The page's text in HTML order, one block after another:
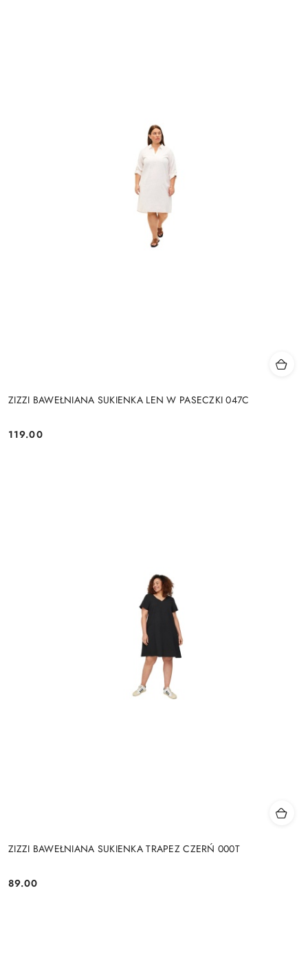
ZIZZI BAWEŁNIANA SUKIENKA LEN W PASECZKI 047C
Cena:
119.00
ZIZZI BAWEŁNIANA SUKIENKA TRAPEZ CZERŃ 000T
Cena:
89.00